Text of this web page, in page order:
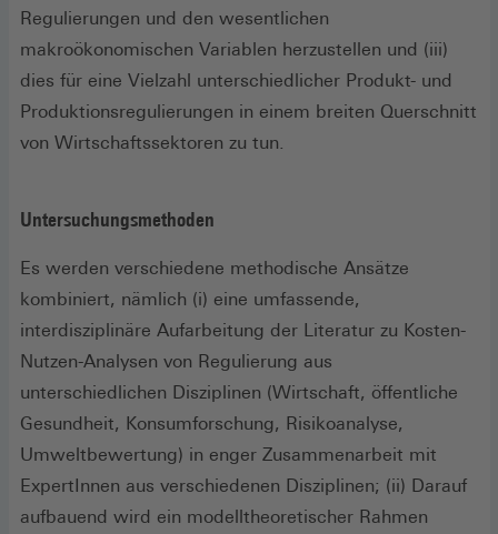
Regulierungen und den wesentlichen
makroökonomischen Variablen herzustellen und (iii)
dies für eine Vielzahl unterschiedlicher Produkt- und
Produktionsregulierungen in einem breiten Querschnitt
von Wirtschaftssektoren zu tun.
Untersuchungsmethoden
Es werden verschiedene methodische Ansätze
kombiniert, nämlich (i) eine umfassende,
interdisziplinäre Aufarbeitung der Literatur zu Kosten-
Nutzen-Analysen von Regulierung aus
unterschiedlichen Disziplinen (Wirtschaft, öffentliche
Gesundheit, Konsumforschung, Risikoanalyse,
Umweltbewertung) in enger Zusammenarbeit mit
ExpertInnen aus verschiedenen Disziplinen; (ii) Darauf
aufbauend wird ein modelltheoretischer Rahmen